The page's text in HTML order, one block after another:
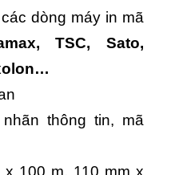
dòng máy in mã
TSC, Sato,
thông tin, mã
100 m, 110 mm x